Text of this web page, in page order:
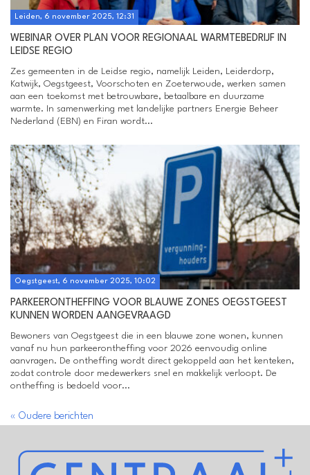
Leiden, 6 november 2025, 12:31
WEBINAR OVER PLAN VOOR REGIONAAL WARMTEBEDRIJF IN
LEIDSE REGIO
Zes gemeenten in de Leidse regio, namelijk Leiden, Leiderdorp,
Katwijk, Oegstgeest, Voorschoten en Zoeterwoude, werken samen
aan een toekomst met betrouwbare, betaalbare en duurzame
warmte. In samenwerking met landelijke partners Energie Beheer
Nederland (EBN) en Firan wordt...
Oegstgeest, 6 november 2025, 10:02
PARKEERONTHEFFING VOOR BLAUWE ZONES OEGSTGEEST
KUNNEN WORDEN AANGEVRAAGD
Bewoners van Oegstgeest die in een blauwe zone wonen, kunnen
vanaf nu hun parkeerontheffing voor 2026 eenvoudig online
aanvragen. De ontheffing wordt direct gekoppeld aan het kenteken,
zodat controle door medewerkers snel en makkelijk verloopt. De
ontheffing is bedoeld voor...
« Oudere berichten